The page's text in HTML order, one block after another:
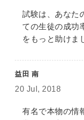
試験は、あなた
ての生徒の成功
をもっと助けま
益田 南
20 Jul, 2018
有名で本物の情